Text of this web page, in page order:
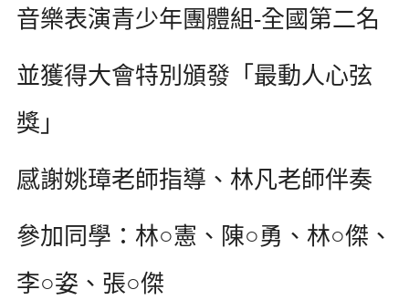
音樂表演青少年團體組-全國第二名
並獲得大會特別頒發「最動人心弦
獎」
感謝姚璋老師指導、林凡老師伴奏
參加同學：林○憲、陳○勇、林○傑、
李○姿、張○傑